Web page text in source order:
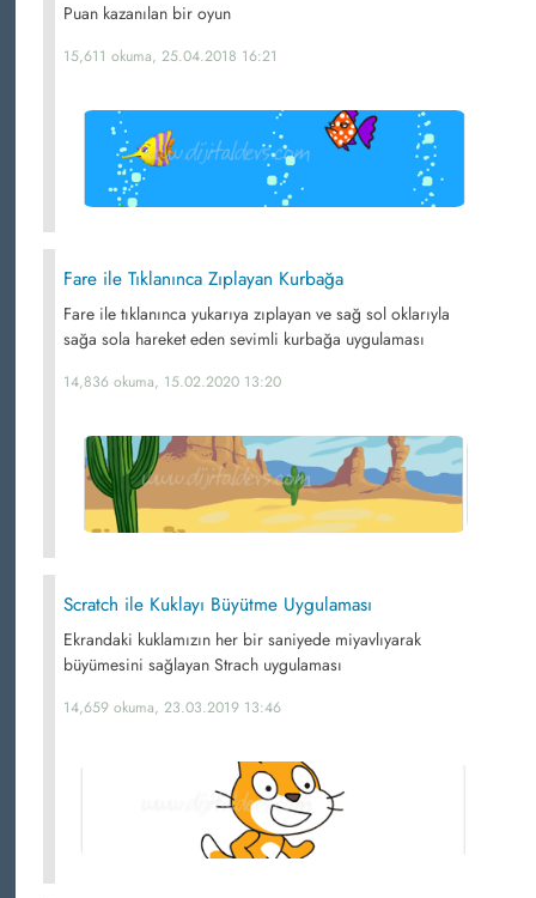
Puan kazanılan bir oyun
15,611 okuma, 25.04.2018 16:21
Fare ile Tıklanınca Zıplayan Kurbağa
Fare ile tıklanınca yukarıya zıplayan ve sağ sol oklarıyla
sağa sola hareket eden sevimli kurbağa uygulaması
14,836 okuma, 15.02.2020 13:20
Scratch ile Kuklayı Büyütme Uygulaması
Ekrandaki kuklamızın her bir saniyede miyavlıyarak
büyümesini sağlayan Strach uygulaması
14,659 okuma, 23.03.2019 13:46